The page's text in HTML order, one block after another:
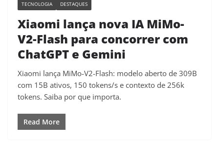
TECNOLOGIA DESTAQUES
Xiaomi lança nova IA MiMo-
V2-Flash para concorrer com
ChatGPT e Gemini
Xiaomi lança MiMo-V2-Flash: modelo aberto de 309B
com 15B ativos, 150 tokens/s e contexto de 256k
tokens. Saiba por que importa.
Read More